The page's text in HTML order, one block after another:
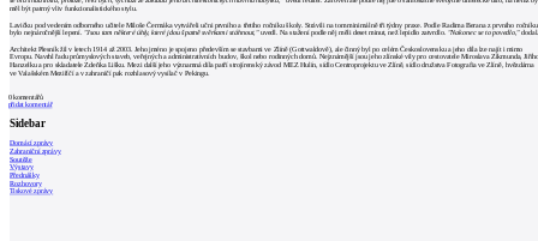
měl být patrný vliv funkcionalistického stylu.
Lavičku pod vedením odborného učitele Miloše Čermáka vytvářeli učni prvního a třetího ročníku školy. Strávili na tom minimálně tři týdny praxe. Podle Radima Berana z prvního ročníku
bylo nejnáročnější lepení. "Jsou tam některé úhly, které jdou špatně svěrkami stáhnout,"uvedl. Na stažení podle něj měli deset minut, než lepidlo zatvrdlo. "Nakonec se to povedlo,"dodal.
Architekt Plesník žil v letech 1914 až 2003. Jeho jméno je spojeno především se stavbami ve Zlíně (Gottwaldově), ale činný byl po celém Československu a jeho díla lze najít i mimo
Evropu. Navrhl řadu průmyslových staveb, veřejných a administrativních budov, škol nebo rodinných domů. Nejznámější jsou jeho zlínské vily pro cestovatele Miroslava Zikmunda,
Hanzelku a pro skladatele Zdeňka Lišku. Mezi další jeho významná díla patří strojírenský závod MEZ Hulín, sídlo Centroprojektu ve Zlíně, sídlo družstva Fotografia ve Zlíně, hvězdárna
ve Valašském Meziříčí a v zahraničí pak rozhlasový vysílač v Pekingu.
0komentářů
přidat komentář
Sidebar
Domácí zprávy
Zahraniční zprávy
Soutěže
Výstavy
Přednášky
Rozhovory
Tiskové zprávy